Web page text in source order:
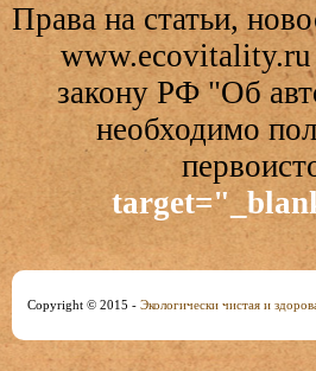
Права на статьи,
www.ecovitality.ru
закону РФ "Об
необходимо
Copyright © 2015 - Экологически чистая и